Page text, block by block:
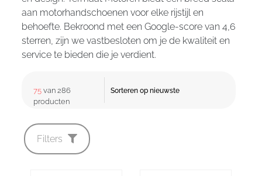
aan motorhandschoenen voor elke rijstijl en
behoefte. Bekroond met een Google-score van 4,6
sterren, zijn we vastbesloten om je de kwaliteit en
service te bieden die je verdient.
75 van 286
producten
Filters